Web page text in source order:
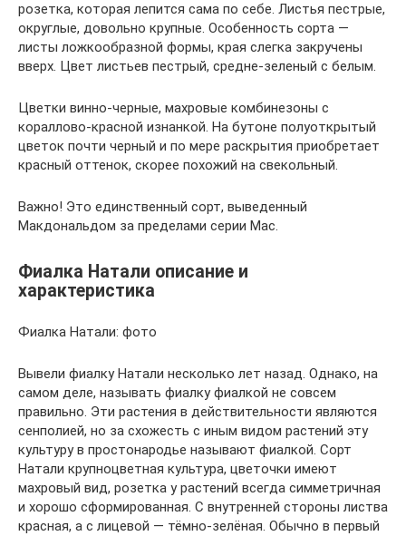
розетка, которая лепится сама по себе. Листья пестрые,
округлые, довольно крупные. Особенность сорта —
листы ложкообразной формы, края слегка закручены
вверх. Цвет листьев пестрый, средне-зеленый с белым.
Цветки винно-черные, махровые комбинезоны с
кораллово-красной изнанкой. На бутоне полуоткрытый
цветок почти черный и по мере раскрытия приобретает
красный оттенок, скорее похожий на свекольный.
Важно! Это единственный сорт, выведенный
Макдональдом за пределами серии Mac.
Фиалка Натали описание и
характеристика
Фиалка Натали: фото
Вывели фиалку Натали несколько лет назад. Однако, на
самом деле, называть фиалку фиалкой не совсем
правильно. Эти растения в действительности являются
сенполией, но за схожесть с иным видом растений эту
культуру в простонародье называют фиалкой. Сорт
Натали крупноцветная культура, цветочки имеют
махровый вид, розетка у растений всегда симметричная
и хорошо сформированная. С внутренней стороны листва
красная, а с лицевой — тёмно-зелёная. Обычно в первый